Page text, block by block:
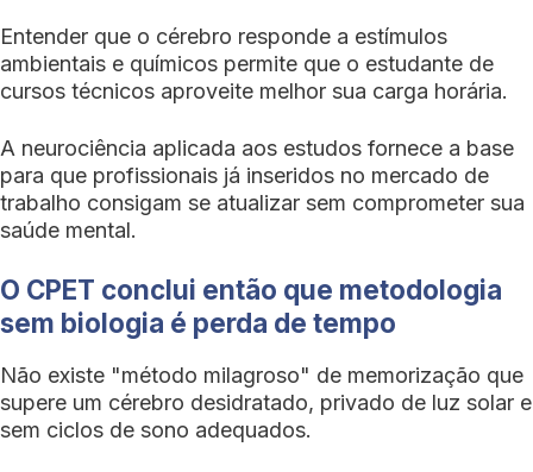
Entender que o cérebro responde a estímulos
ambientais e químicos permite que o estudante de
cursos técnicos aproveite melhor sua carga horária.
A neurociência aplicada aos estudos fornece a base
para que profissionais já inseridos no mercado de
trabalho consigam se atualizar sem comprometer sua
saúde mental.
O CPET conclui então que metodologia
sem biologia é perda de tempo
Não existe "método milagroso" de memorização que
supere um cérebro desidratado, privado de luz solar e
sem ciclos de sono adequados.